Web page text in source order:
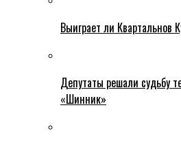
Выиграет ли Квартальнов
Депутаты решали судьбу
«Шинник»